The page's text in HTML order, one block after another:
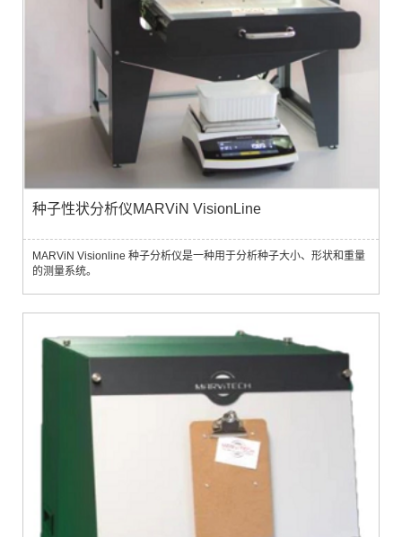
种子性状分析仪MARViN VisionLine
MARViN Visionline 种子分析仪是一种用于分析种子大小、形状和重量
的测量系统。